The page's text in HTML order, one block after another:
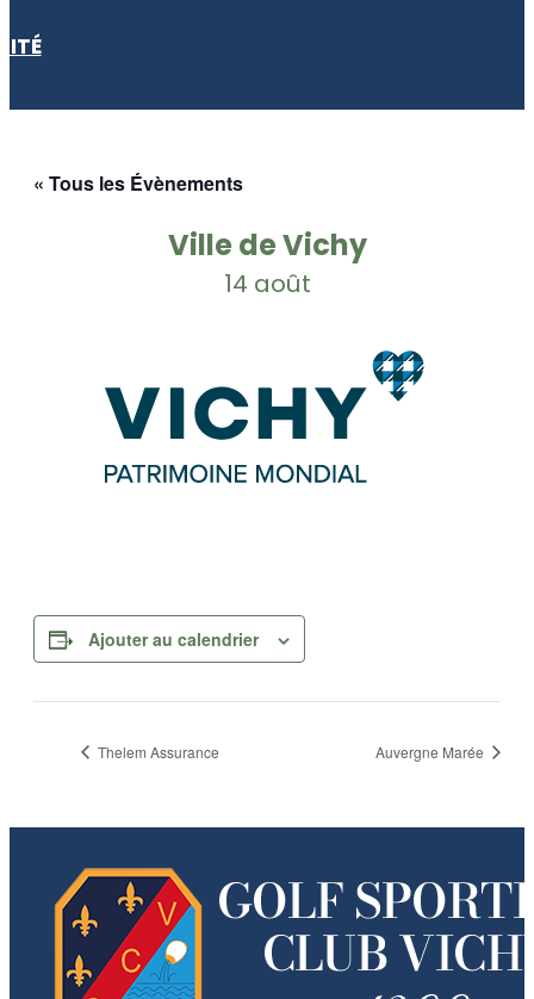
« Tous les Évènements
Ville de Vichy
14 août
Ajouter au calendrier
Thelem Assurance Auvergne Marée